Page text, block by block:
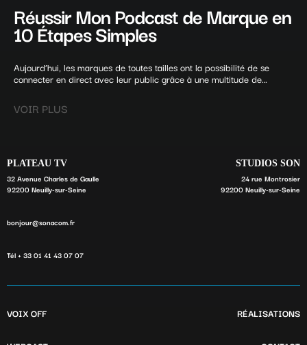
Réussir Mon Podcast de Marque en
10 Étapes Simples
Aujourd’hui, les marques de toutes tailles ont la possibilité de se
connecter en direct avec leur public grâce à une multitude de
pour mettre en avant les expertises, les produits et les services de la
marque.
VOIR PLUS
PLATEAU TV
32 Avenue Charles de Gaulle
92200 Neuilly-sur-Seine
bonjour@sonacom.fr
Tél + 33 01 41 43 07 07
STUDIOS SON
24 rue Montrosier
92200 Neuilly-sur-Seine
VOIX OFF RÉALISATIONS